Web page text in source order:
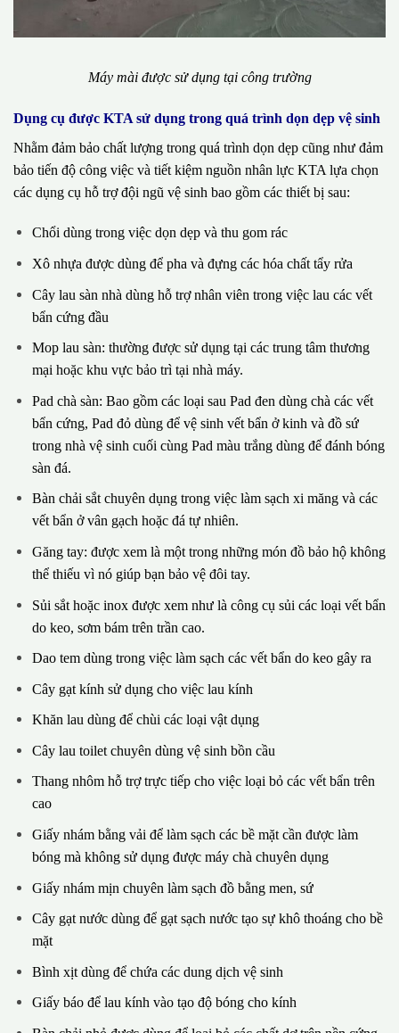
Máy mài được sử dụng tại công trường
Dụng cụ được KTA sử dụng trong quá trình dọn dẹp vệ sinh
Nhằm đảm bảo chất lượng trong quá trình dọn dẹp cũng như đảm
bảo tiến độ công việc và tiết kiệm nguồn nhân lực KTA lựa chọn
các dụng cụ hỗ trợ đội ngũ vệ sinh bao gồm các thiết bị sau:
Chổi dùng trong việc dọn dẹp và thu gom rác
Xô nhựa được dùng để pha và đựng các hóa chất tẩy rửa
Cây lau sàn nhà dùng hỗ trợ nhân viên trong việc lau các vết
bẩn cứng đầu
Mop lau sàn: thường được sử dụng tại các trung tâm thương
mại hoặc khu vực bảo trì tại nhà máy.
Pad chà sàn: Bao gồm các loại sau Pad đen dùng chà các vết
bẩn cứng, Pad đỏ dùng để vệ sinh vết bẩn ở kinh và đồ sứ
trong nhà vệ sinh cuối cùng Pad màu trắng dùng để đánh bóng
sàn đá.
Bàn chải sắt chuyên dụng trong việc làm sạch xi măng và các
vết bẩn ở vân gạch hoặc đá tự nhiên.
Găng tay: được xem là một trong những món đồ bảo hộ không
thể thiếu vì nó giúp bạn bảo vệ đôi tay.
Sủi sắt hoặc inox được xem như là công cụ sủi các loại vết bẩn
do keo, sơm bám trên trần cao.
Dao tem dùng trong việc làm sạch các vết bẩn do keo gây ra
Cây gạt kính sử dụng cho việc lau kính
Khăn lau dùng để chùi các loại vật dụng
Cây lau toilet chuyên dùng vệ sinh bồn cầu
Thang nhôm hỗ trợ trực tiếp cho việc loại bỏ các vết bẩn trên
cao
Giấy nhám bằng vải để làm sạch các bề mặt cần được làm
bóng mà không sử dụng được máy chà chuyên dụng
Giấy nhám mịn chuyên làm sạch đồ bằng men, sứ
Cây gạt nước dùng để gạt sạch nước tạo sự khô thoáng cho bề
mặt
Bình xịt dùng để chứa các dung dịch vệ sinh
Giấy báo để lau kính vào tạo độ bóng cho kính